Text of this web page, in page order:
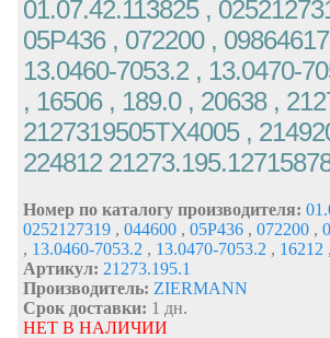
01.07.42.113825 ,
05P436 , 072200 ,
13.0460-7053.2 , 13.0470-
, 16506 , 189.0 , 20638 ,
2127319505TX4005 ,
224812
Номер по каталогу производителя:
0252127319 , 044600 , 05P436 , 072200 ,
, 13.0460-7053.2 , 13.0470-7053.2 , 16212 ,
Артикул: 21273.195.1
Производитель: ZIERMANN
Срок доставки: 1 дн.
НЕТ В НАЛИЧИИ